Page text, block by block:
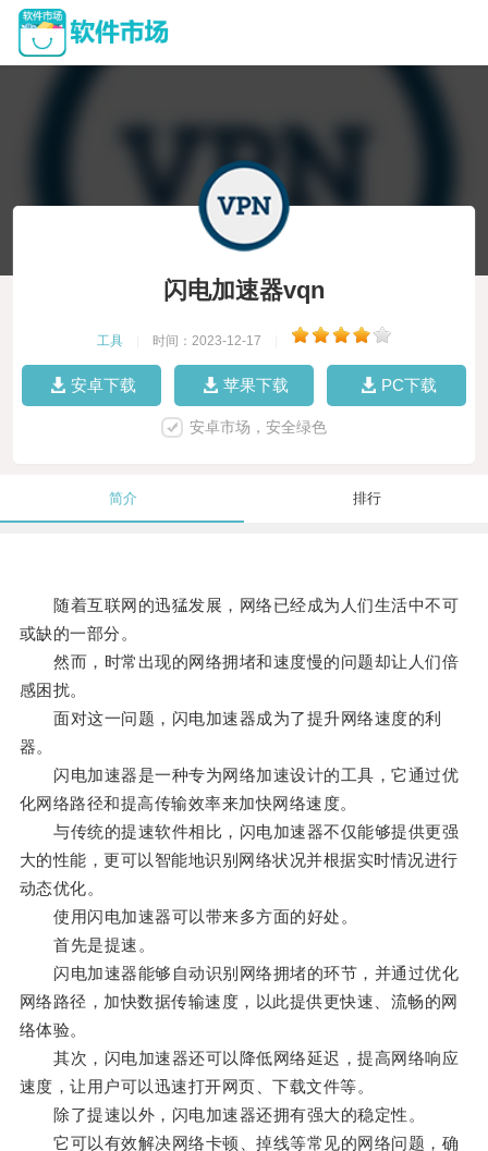
闪电加速器vqn
工具 时间：2023-12-17
安卓下载 苹果下载 PC下载
安卓市场，安全绿色
简介 排行
随着互联网的迅猛发展，网络已经成为人们生活中不可
或缺的一部分。
然而，时常出现的网络拥堵和速度慢的问题却让人们倍
感困扰。
面对这一问题，闪电加速器成为了提升网络速度的利
器。
闪电加速器是一种专为网络加速设计的工具，它通过优
化网络路径和提高传输效率来加快网络速度。
与传统的提速软件相比，闪电加速器不仅能够提供更强
大的性能，更可以智能地识别网络状况并根据实时情况进行
动态优化。
使用闪电加速器可以带来多方面的好处。
首先是提速。
闪电加速器能够自动识别网络拥堵的环节，并通过优化
网络路径，加快数据传输速度，以此提供更快速、流畅的网
络体验。
其次，闪电加速器还可以降低网络延迟，提高网络响应
速度，让用户可以迅速打开网页、下载文件等。
除了提速以外，闪电加速器还拥有强大的稳定性。
它可以有效解决网络卡顿、掉线等常见的网络问题，确